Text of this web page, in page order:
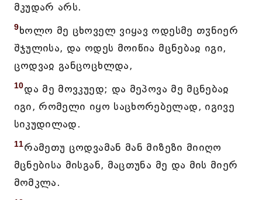
მკუდარ არს.
9ხოლო მე ცხოველ ვიყავ ოდესმე თჳნიერ
შჯულისა, და ოდეს მოიწია მცნებაჲ იგი,
ცოდვაჲ განცოცხლდა,
10და მე მოვკუედ; და მეპოვა მე მცნებაჲ
იგი, რომელი იყო საცხორებელად, იგივე
სიკუდილად.
11რამეთუ ცოდვამან მან მიზეზი მიიღო
მცნებისა მისგან, მაცთუნა მე და მის მიერ
მომკლა.